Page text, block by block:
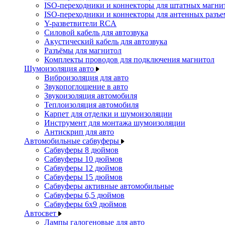
ISO-переходники и коннекторы для штатных
ISO-переходники и коннекторы для антенных
Y-разветвители RCA
Силовой кабель для автозвука
Акустический кабель для автозвука
Разъёмы для магнитол
Комплекты проводов для подключения магнитол
Шумоизоляция авто
Виброизоляция для авто
Звукопоглощение в авто
Звукоизоляция автомобиля
Теплоизоляция автомобиля
Карпет для отделки и шумоизоляции
Инструмент для монтажа шумоизоляции
Антискрип для авто
Автомобильные сабвуферы
Сабвуферы 8 дюймов
Сабвуферы 10 дюймов
Сабвуферы 12 дюймов
Сабвуферы 15 дюймов
Сабвуферы активные автомобильные
Сабвуферы 6,5 дюймов
Сабвуферы 6x9 дюймов
Автосвет
Лампы галогеновые для авто